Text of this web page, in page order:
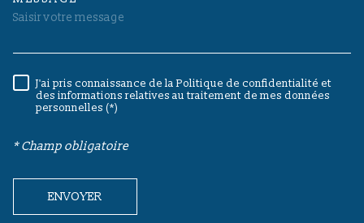
RÈGLEMENTATION
J'ai pris connaissance de la Politique de confidentialité et
des informations relatives au traitement de mes données
personnelles (*)
* Champ obligatoire
ENVOYER